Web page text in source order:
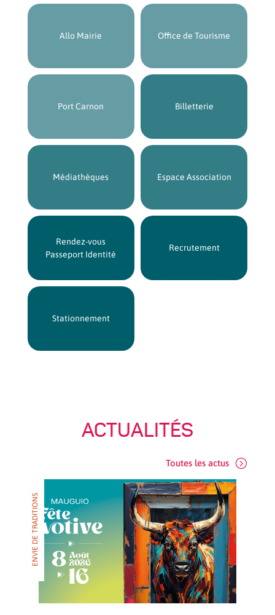
Allo Mairie Office de Tourisme
Port Carnon Billetterie
Médiathèques Espace Association
Rendez-vous
Passeport Identité
Recrutement
Stationnement
ACTUALITÉS
Toutes les actus
ENVIE DE TRADITIONS